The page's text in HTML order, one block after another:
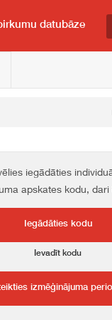
datubāze
iegādāties
apskates kodu, dari
Iegādāties kodu
Ievadīt kodu
izmēģinājuma